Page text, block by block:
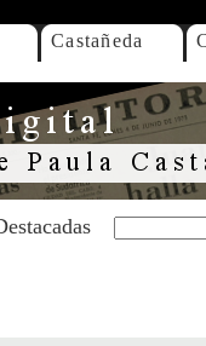
Castañeda